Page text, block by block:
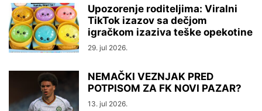
Upozorenje roditeljima: Viralni
TikTok izazov sa dečjom
igračkom izaziva teške opekotine
29. jul 2026.
NEMAČKI VEZNJAK PRED
POTPISOM ZA FK NOVI PAZAR?
13. jul 2026.